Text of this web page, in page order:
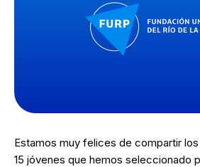
Estamos muy felices de compartir
15 jóvenes que hemos seleccionado